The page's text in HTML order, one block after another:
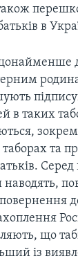
в
в таких
та
Серед
що
із